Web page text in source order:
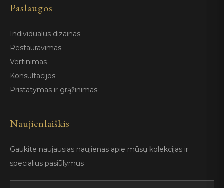
Paslaugos
Individualus dizainas
Restauravimas
Vertinimas
Konsultacijos
Pristatymas ir grąžinimas
Naujienlaiškis
Gaukite naujausias naujienas apie mūsų kolekcijas ir
specialius pasiūlymus